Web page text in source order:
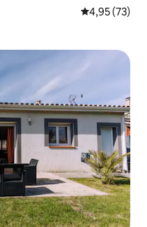
Prosječna
4,95 (73)